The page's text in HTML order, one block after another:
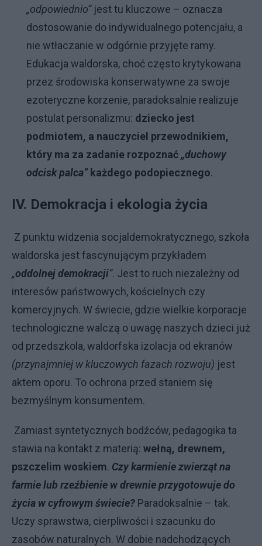
„odpowiednio”jest tu kluczowe – oznacza
dostosowanie do indywidualnego potencjału, a
nie wtłaczanie w odgórnie przyjęte ramy.
Edukacja waldorska, choć często krytykowana
przez środowiska konserwatywne za swoje
ezoteryczne korzenie, paradoksalnie realizuje
postulat personalizmu: dziecko jest
podmiotem, a nauczyciel przewodnikiem,
który ma za zadanie rozpoznać „duchowy
odcisk palca”każdego podopiecznego.
IV. Demokracja i ekologia życia
Z punktu widzenia socjaldemokratycznego, szkoła
waldorska jest fascynującym przykładem
„oddolnej demokracji”. Jest to ruch niezależny od
interesów państwowych, kościelnych czy
komercyjnych. W świecie, gdzie wielkie korporacje
technologiczne walczą o uwagę naszych dzieci już
od przedszkola, waldorfska izolacja od ekranów
(przynajmniej w kluczowych fazach rozwoju) jest
aktem oporu. To ochrona przed staniem się
bezmyślnym konsumentem.
Zamiast syntetycznych bodźców, pedagogika ta
stawia na kontakt z materią: wełną, drewnem,
pszczelim woskiem. Czy karmienie zwierząt na
farmie lub rzeźbienie w drewnie przygotowuje do
życia w cyfrowym świecie? Paradoksalnie – tak.
Uczy sprawstwa, cierpliwości i szacunku do
zasobów naturalnych. W dobie nadchodzących